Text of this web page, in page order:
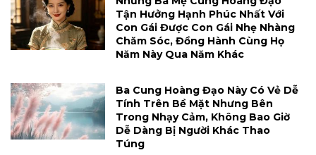
Tận Hưởng Hạnh Phúc Nhất Với
Con Gái Được Con Gái Nhẹ Nhàng
Chăm Sóc, Đồng Hành Cùng Họ
Năm Này Qua Năm Khác
Ba Cung Hoàng Đạo Này Có Vẻ Dễ
Tính Trên Bề Mặt Nhưng Bên
Trong Nhạy Cảm, Không Bao Giờ
Dễ Dàng Bị Người Khác Thao
Túng